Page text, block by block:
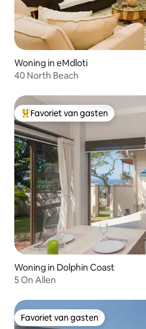
Woning in eMdloti
40 North Beach
Topfavoriet van gasten
Favoriet van gasten
Woning in Dolphin Coast
5 On Allen
Favoriet van gasten
Favoriet van gasten